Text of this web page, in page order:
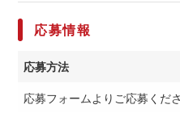
応募情報
応募方法
応募フォームよりご応募くだ